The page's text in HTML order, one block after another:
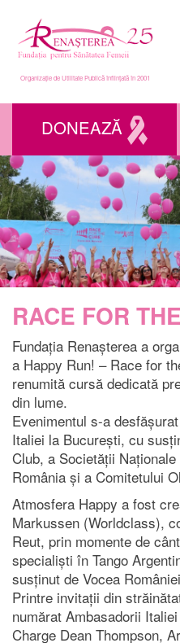
Organizație de Utilitate Publică înființată în 2001
DONEAZĂ
RACE FOR
Fundația Renașterea a
a Happy Run! – Race for
renumită cursă dedicată
din lume.
Evenimentul s-a
Italiei la București, cu
Club, a Societății
România și a Comitetului
Atmosfera Happy a fost
Markussen (Worldclass),
Reut, prin momente de
specialiști în Tango
susținut de Vocea
Printre invitații din
numărat Ambasadorii
Charge Dean Thompson,